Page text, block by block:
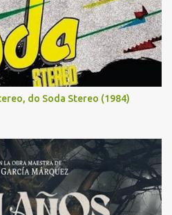
do Soda Stereo (1984)